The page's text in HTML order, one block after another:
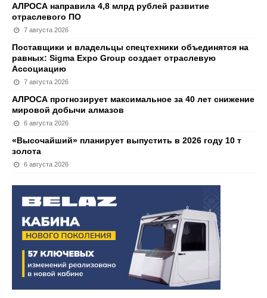
АЛРОСА направила 4,8 млрд рублей развитие
отраслевого ПО
7 августа 2026
Поставщики и владельцы спецтехники объединятся на
равных: Sigma Expo Group создает отраслевую
Ассоциацию
7 августа 2026
АЛРОСА прогнозирует максимальное за 40 лет снижение
мировой добычи алмазов
6 августа 2026
«Высочайший» планирует выпустить в 2026 году 10 т
золота
6 августа 2026